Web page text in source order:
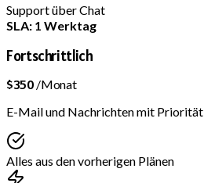
Support über Chat
SLA: 1 Werktag
Fortschrittlich
$350/Monat
E-Mail und Nachrichten mit Priorität
Alles aus den vorherigen Plänen